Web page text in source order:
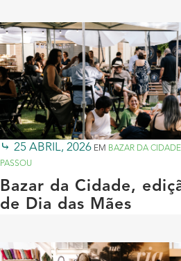
25 ABRIL, 2026 EM BAZAR DA CIDADE
PASSOU
Bazar da Cidade,
de Dia das Mães